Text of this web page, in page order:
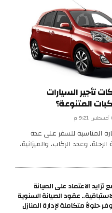
السيارات
للسفر على عدة
الركاب، والميزانية،
على الصيانة
عقود الصيانة السنوية
متكاملة لإدارة المنازل